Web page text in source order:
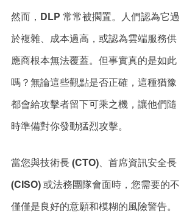
然而，DLP 常常被擱置。人們認為它過
於複雜、成本過高，或認為雲端服務供
應商根本無法覆蓋。但事實真的是如此
嗎？無論這些觀點是否正確，這種猶豫
都會給攻擊者留下可乘之機，讓他們隨
時準備對你發動猛烈攻擊。
當您與技術長 (CTO)、首席資訊安全長
(CISO) 或法務團隊會面時，您需要的不
僅僅是良好的意願和模糊的風險警告。